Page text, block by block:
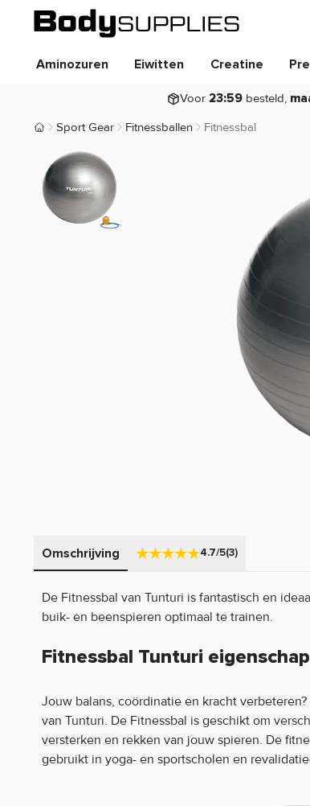
Aminozuren Eiwitten Creatine
Voor 23:59 besteld,
Body Supplies | Sportvoeding en Supplementen
Sport Gear Fitnessballen Fitnessbal
Omschrijving 4.7/5(3)
De Fitnessbal van Tunturi is fantastisch en
buik- en beenspieren optimaal te trainen.
Fitnessbal Tunturi
Jouw balans, coördinatie en kracht
van Tunturi. De Fitnessbal is geschikt om
versterken en rekken van jouw spieren. De
gebruikt in yoga- en sportscholen en